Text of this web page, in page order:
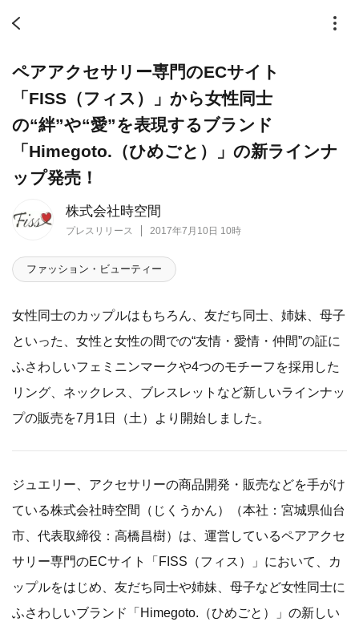
株式会社時空間
プレスリリース 2017年7月10日 10時
ペアアクセサリー専門のECサイト
「FISS（フィス）」から女性同士
の“絆”や“愛”を表現するブランド
「Himegoto.（ひめごと）」の新ラインナ
ップ発売！
ファッション・ビューティー
女性同士のカップルはもちろん、友だち同士、姉妹、母子
といった、女性と女性の間での“友情・愛情・仲間”の証に
ふさわしいフェミニンマークや4つのモチーフを採用した
リング、ネックレス、ブレスレットなど新しいラインナッ
プの販売を7月1日（土）より開始しました。
ジュエリー、アクセサリーの商品開発・販売などを手がけ
ている株式会社時空間（じくうかん）（本社：宮城県仙台
市、代表取締役：高橋昌樹）は、運営しているペアアクセ
サリー専門のECサイト「FISS（フィス）」において、カ
ップルをはじめ、友だち同士や姉妹、母子など女性同士に
ふさわしいブランド「Himegoto.（ひめごと）」の新しい